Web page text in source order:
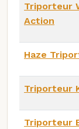
Triporteur
Action
Haze
Triporteur
Triporteur